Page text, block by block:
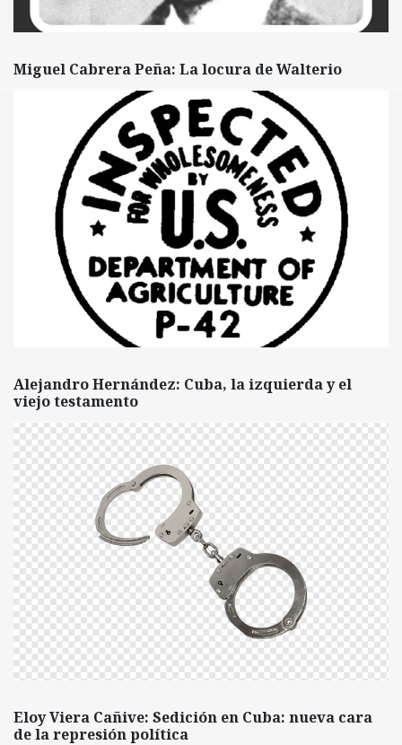
Miguel Cabrera Peña: La locura de Walterio
Alejandro Hernández: Cuba, la izquierda y el
viejo testamento
Eloy Viera Cañive: Sedición en Cuba: nueva cara
de la represión política